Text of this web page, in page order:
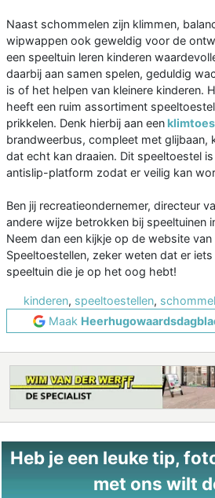
Naast schommelen zijn klimmen,
wipwappen ook geweldig voor de
een speeltuin leren kinderen
daarbij aan samen spelen, geduldig
is of het helpen van kleinere kinderen.
heeft een ruim assortiment
prikkelen. Denk hierbij aan een
brandweerbus, compleet met glijbaan,
dat echt kan draaien. Dit speeltoestel
antislip-platform zodat er veilig kan
Ben jij recreatieondernemer, directeur
andere wijze betrokken bij speeltuinen
Neem dan een kijkje op de website van
Speeltoestellen, zeker weten dat er
speeltuin die je op het oog hebt!
kinderen, speeltoestellen,
Maak
Heb je een leuke tip,
met ons wilt